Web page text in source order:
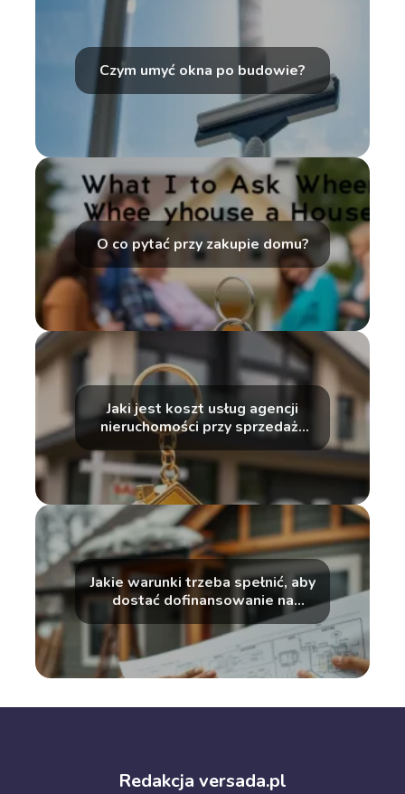
Czym umyć okna po budowie?
O co pytać przy zakupie domu?
Jaki jest koszt usług agencji
nieruchomości przy sprzedaży
Jakie warunki trzeba spełnić, aby
dostać dofinansowanie na
ocieplenie domu?
Redakcja versada.pl